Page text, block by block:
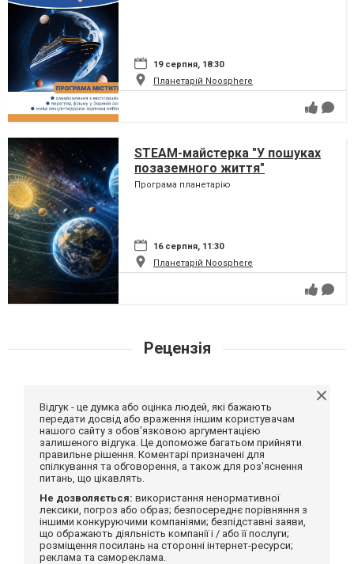
19 серпня, 18:30
Планетарій Noosphere
STEAM-майстерка "У пошуках
позаземного життя"
Програма планетарію
16 серпня, 11:30
Планетарій Noosphere
Рецензія
Відгук - це думка або оцінка людей, які бажають
передати досвід або враження іншим користувачам
нашого сайту з обов'язковою аргументацією
залишеного відгука. Це допоможе багатьом прийняти
правильне рішення. Коментарі призначені для
спілкування та обговорення, а також для роз'яснення
питань, що цікавлять.
Не дозволяється: використання ненормативної
лексики, погроз або образ; безпосереднє порівняння з
іншими конкуруючими компаніями; безпідставні заяви,
що ображають діяльність компанії і / або її послуги;
розміщення посилань на сторонні інтернет-ресурси;
реклама та самореклама.